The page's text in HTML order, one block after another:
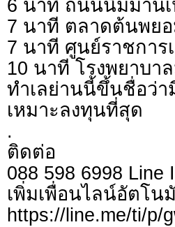
6 นาที ถนนนิมมาน
7 นาที ตลาดต้นพย
7 นาที ศูนย์ราชการ
10 นาที โรงพยาบา
ทำเลย่านนี้ขึ้นชื่อ
เหมาะลงทุนที่สุด
.
ติดต่อ
088 598 6998 Line
เพิ่มเพื่อ
https://line.me/ti/p/